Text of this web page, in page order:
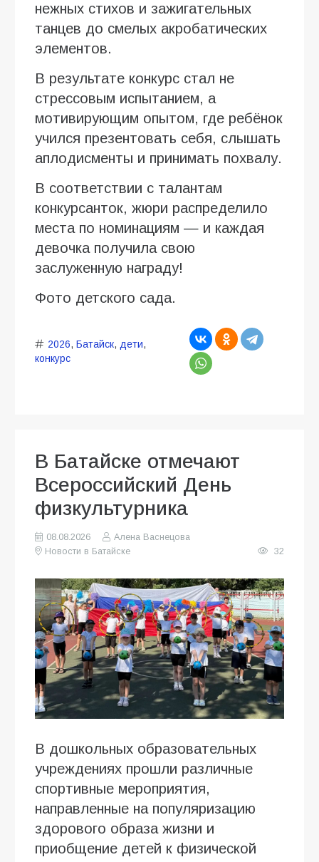
нежных стихов и зажигательных
танцев до смелых акробатических
элементов.
В результате конкурс стал не
стрессовым испытанием, а
мотивирующим опытом, где ребёнок
учился презентовать себя, слышать
аплодисменты и принимать похвалу.
В соответствии с талантам
конкурсанток, жюри распределило
места по номинациям — и каждая
девочка получила свою
заслуженную награду!
Фото детского сада.
2026, Батайск, дети,
конкурс
В Батайске отмечают
Всероссийский День
физкультурника
08.08.2026
Алена Васнецова
Новости в Батайске
32
В дошкольных образовательных
учреждениях прошли различные
спортивные мероприятия,
направленные на популяризацию
здорового образа жизни и
приобщение детей к физической